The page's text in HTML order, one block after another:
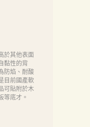
於其他表面
黏性的背
防焰、耐酸
目前國產軟
可貼附於木
等底才。